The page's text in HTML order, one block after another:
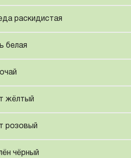
раскидистая
белая
жёлтый
розовый
чёрный